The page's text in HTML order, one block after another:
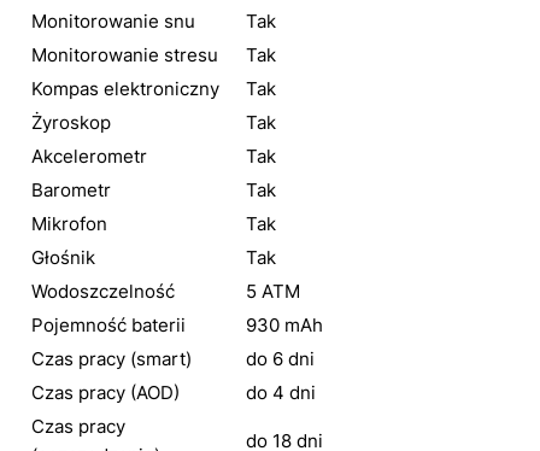
Monitorowanie snu
Tak
Monitorowanie stresu
Tak
Kompas elektroniczny
Tak
Żyroskop
Tak
Akcelerometr
Tak
Barometr
Tak
Mikrofon
Tak
Głośnik
Tak
Wodoszczelność
5 ATM
Pojemność baterii
930 mAh
Czas pracy (smart)
do 6 dni
Czas pracy (AOD)
do 4 dni
Czas pracy
do 18 dni